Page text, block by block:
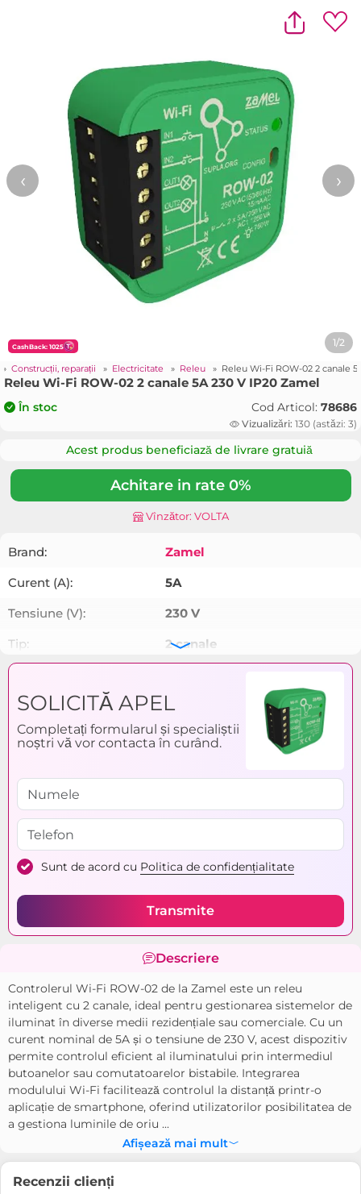
CashBack: 1025 1/2
‹ ›
Construcții, reparații » Electricitate » Releu » Releu Wi-Fi ROW-02 2 canale
Releu Wi-Fi ROW-02 2 canale 5A 230 V IP20 Zamel
În stoc Cod Articol: 78686
Vizualizări: 130 (astăzi: 3)
Acest produs beneficiază de livrare gratuiă
Achitare in rate 0%
Vînzător: VOLTA
Brand:
Zamel
Curent (A):
5A
Tensiune (V):
230 V
Tip:
2 canale
Gradul de protecţie (IP):
Frecvenţa:
2.4 GHz
Model:
ROW-02
Ø):
Temperatura mediului
ambiant la exploatare:
de la -10°С pînă la +55°С
Greutatea:
0.02 kg
Puterea (W):
750 W
SOLICITĂ APEL
Completați formularul și specialiștii
noștri vă vor contacta în curând.
Sunt de acord cu Politica de confidențialitate
Transmite
Descriere
Controlerul Wi-Fi ROW-02 de la Zamel este un releu
inteligent cu 2 canale, ideal pentru gestionarea sistemelor de
iluminat în diverse medii rezidențiale sau comerciale. Cu un
curent nominal de 5A și o tensiune de 230 V, acest dispozitiv
permite controlul eficient al iluminatului prin intermediul
butoanelor sau comutatoarelor bistabile. Integrarea
modulului Wi-Fi facilitează controlul la distanță printr-o
aplicație de smartphone, oferind utilizatorilor posibilitatea de
a gestiona luminile de oriu ...
Afișează mai mult
Recenzii clienți